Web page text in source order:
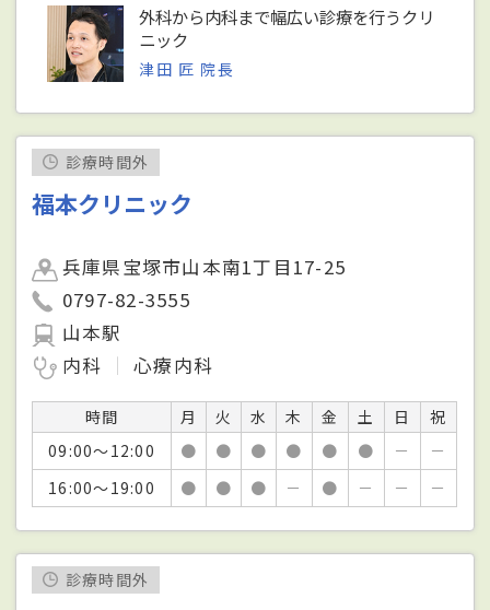
外科から内科まで幅広い診療を行うクリ
ニック
津田 匠 院長
診療時間外
福本クリニック
兵庫県宝塚市山本南1丁目17-25
0797-82-3555
山本駅
内科
心療内科
時間 月 火 水 木 金 土 日
祝
09:00～12:00
● ● ● ● ● ● －
－
16:00～19:00
● ● ● － ● － － －
診療時間外